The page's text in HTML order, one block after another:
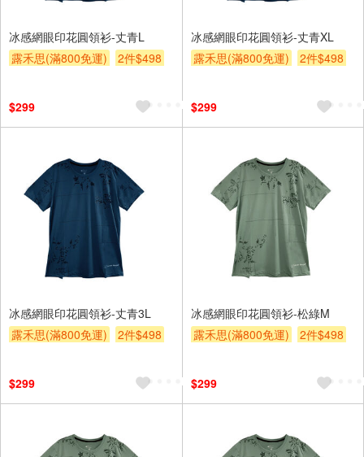
冰感網眼印花圓領衫-丈青L
露禾思(滿800免運)
2件$498
$299
冰感網眼印花圓領衫-丈青XL
露禾思(滿800免運)
2件$498
$299
冰感網眼印花圓領衫-丈青3L
露禾思(滿800免運)
2件$498
$299
冰感網眼印花圓領衫-松綠M
露禾思(滿800免運)
2件$498
$299